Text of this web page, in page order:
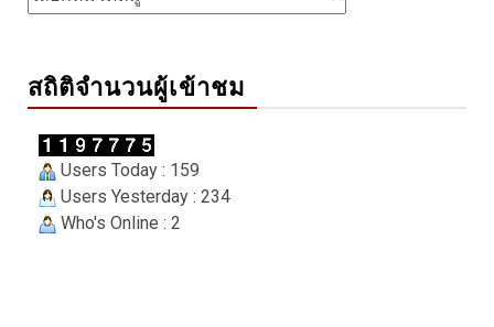
สถิติจำนวนผู้เข้าชม
Users Today : 159
Users Yesterday : 234
Who's Online : 2